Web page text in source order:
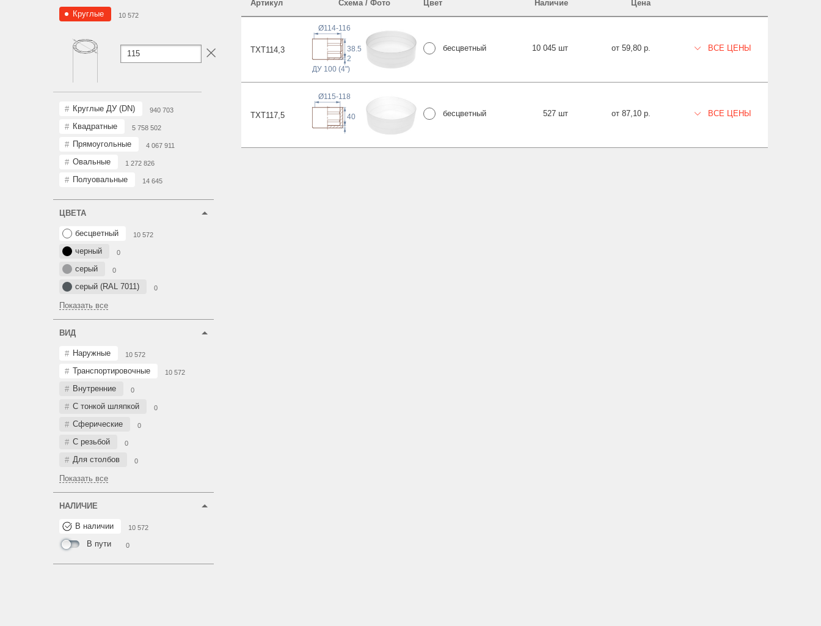
Круглые 10 572
Круглые ДУ (DN) 940 703
Квадратные 5 758 502
Прямоугольные 4 067 911
Овальные 1 272 826
Полуовальные 14 645
ЦВЕТА
бесцветный 10 572
черный 0
серый 0
серый (RAL 7011) 0
Показать все
ВИД
Наружные 10 572
Транспортировочные 10 572
Внутренние 0
С тонкой шляпкой 0
Сферические 0
С резьбой 0
Для столбов 0
Показать все
НАЛИЧИЕ
В наличии 10 572
В пути 0
Артикул Схема / Фото Цвет Наличие Цена
TXT114,3
38.5
2
ДУ 100 (4")
Ø114-116
бесцветный 10 045 шт от 59,80 р. ВСЕ ЦЕНЫ
TXT117,5 40
Ø115-118
бесцветный 527 шт от 87,10 р. ВСЕ ЦЕНЫ